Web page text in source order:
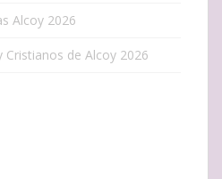
Alcoy 2026
Cristianos de Alcoy 2026